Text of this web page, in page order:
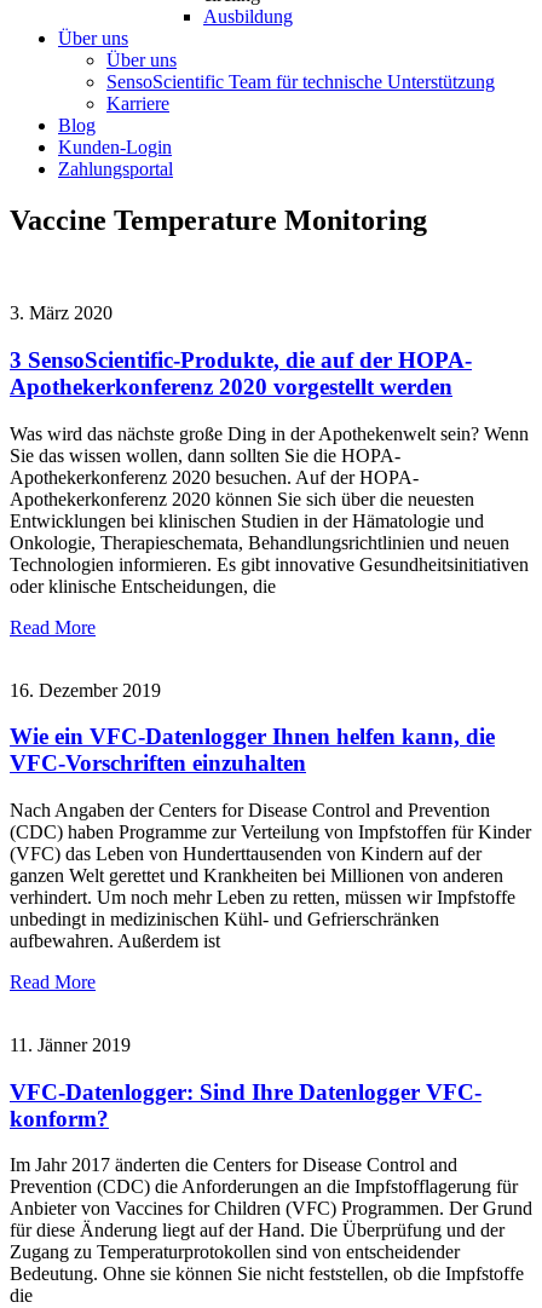
Ausbildung
Über uns
Über uns
SensoScientific Team für technische Unterstützung
Karriere
Blog
Kunden-Login
Zahlungsportal
Vaccine Temperature Monitoring
3. März 2020
3 SensoScientific-Produkte, die auf der HOPA-
Apothekerkonferenz 2020 vorgestellt werden
Was wird das nächste große Ding in der Apothekenwelt sein? Wenn
Sie das wissen wollen, dann sollten Sie die HOPA-
Apothekerkonferenz 2020 besuchen. Auf der HOPA-
Apothekerkonferenz 2020 können Sie sich über die neuesten
Entwicklungen bei klinischen Studien in der Hämatologie und
Onkologie, Therapieschemata, Behandlungsrichtlinien und neuen
Technologien informieren. Es gibt innovative Gesundheitsinitiativen
oder klinische Entscheidungen, die
Read More
16. Dezember 2019
Wie ein VFC-Datenlogger Ihnen helfen kann, die
VFC-Vorschriften einzuhalten
Nach Angaben der Centers for Disease Control and Prevention
(CDC) haben Programme zur Verteilung von Impfstoffen für Kinder
(VFC) das Leben von Hunderttausenden von Kindern auf der
ganzen Welt gerettet und Krankheiten bei Millionen von anderen
verhindert. Um noch mehr Leben zu retten, müssen wir Impfstoffe
unbedingt in medizinischen Kühl- und Gefrierschränken
aufbewahren. Außerdem ist
Read More
11. Jänner 2019
VFC-Datenlogger: Sind Ihre Datenlogger VFC-
konform?
Im Jahr 2017 änderten die Centers for Disease Control and
Prevention (CDC) die Anforderungen an die Impfstofflagerung für
Anbieter von Vaccines for Children (VFC) Programmen. Der Grund
für diese Änderung liegt auf der Hand. Die Überprüfung und der
Zugang zu Temperaturprotokollen sind von entscheidender
Bedeutung. Ohne sie können Sie nicht feststellen, ob die Impfstoffe
die